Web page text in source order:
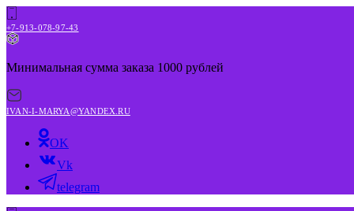
+7-913-078-97-43
Минимальная сумма заказа 1000 рублей
IVAN-I-MARYA@YANDEX.RU
OK
Vk
telegram